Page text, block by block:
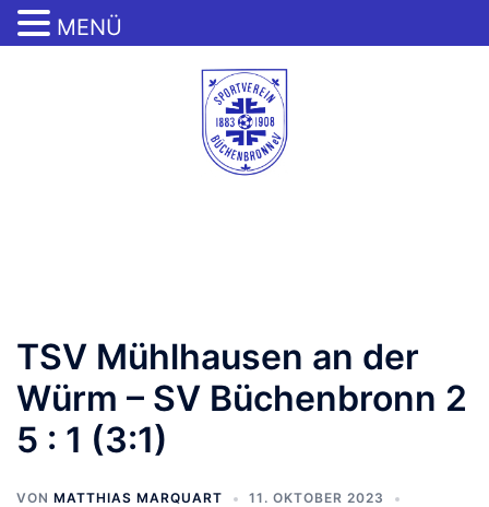
TSV Mühlhausen an der
Würm – SV Büchenbronn 2
5 : 1 (3:1)
VON MATTHIAS MARQUART
11. OKTOBER 2023
MENÜ